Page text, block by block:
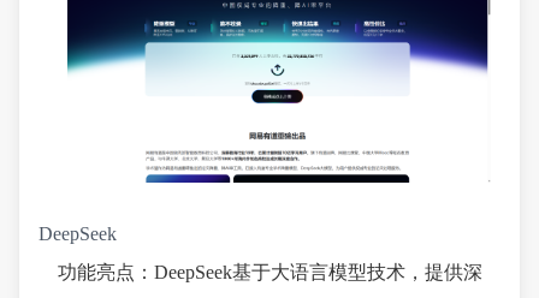
DeepSeek
功能亮点：DeepSeek基于大语言模型技术，提供深